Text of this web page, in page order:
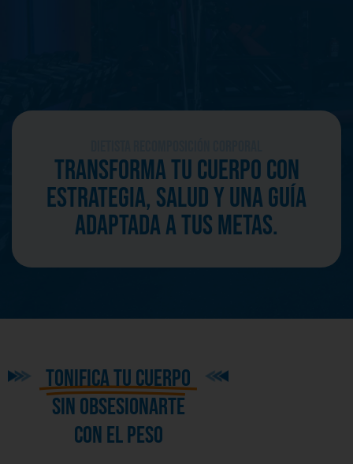
Transforma tu cuerpo con
estrategia, salud y una guía
adaptada a tus metas.
Tonifica tu cuerpo
sin obsesionarte
con el peso